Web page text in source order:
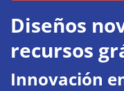
Diseños
recursos
Innovación